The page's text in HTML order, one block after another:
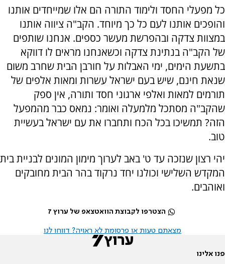
כל מפעלי החסד ולימוד התורה הם אלו שמייחדים אותנו
והופכים אותנו לעם כל כך מיוחד. הקב"ה ציווה אותנו
במצוות צדקה ובהפרשת מעשר כספים. אנחנו שותפים
של הקב"ה בנתינת צדקה וכשאנחנו מראים לו דווקא
בתשעת הימים, ימי האבלות על חורבן הבית שחרב משום
שנאת חינם, שיש בעם ישראל עשרות ומאות אלפים של
תורמים למאות ואלפי ארגוני חסד ותורה, אין ספק
שהקב"ה מסתכל מלמעלה ואומר: נמאס כבר מהמפעל
הזה? תמשיכו בכל הכח ותחברו את עם ישראל בעשיית
טוב.
יהי רצון שנזכה עד ט' באב לערוך מימון המונים לבניית בית
המקדש השלישי וכולנו יחד נרקוד בהר הבית מחובקים
ואוהבים.
הצטרפו לקבוצת הוואטצאפ של ערוץ 7
מצאתם טעות או פרסומת לא ראויה? דווחו לנו
פנו אלינו